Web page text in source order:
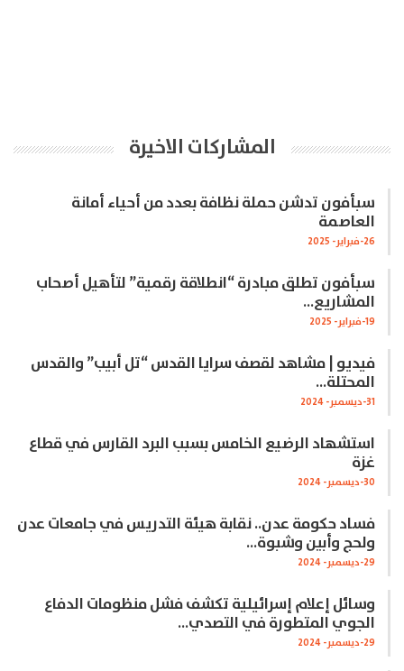
المشاركات الاخيرة
سبأفون تدشن حملة نظافة بعدد من أحياء أمانة
العاصمة
26-فبراير- 2025
سبأفون تطلق مبادرة “انطلاقة رقمية” لتأهيل أصحاب
المشاريع…
19-فبراير- 2025
فيديو | مشاهد لقصف سرايا القدس “تل أبيب” والقدس
المحتلة…
31-ديسمبر- 2024
استشهاد الرضيع الخامس بسبب البرد القارس في قطاع
غزة
30-ديسمبر- 2024
فساد حكومة عدن.. نقابة هيئة التدريس في جامعات عدن
ولحج وأبين وشبوة…
29-ديسمبر- 2024
وسائل إعلام إسرائيلية تكشف فشل منظومات الدفاع
الجوي المتطورة في التصدي…
29-ديسمبر- 2024